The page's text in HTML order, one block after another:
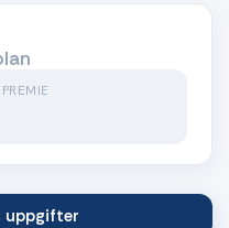
uppgifter